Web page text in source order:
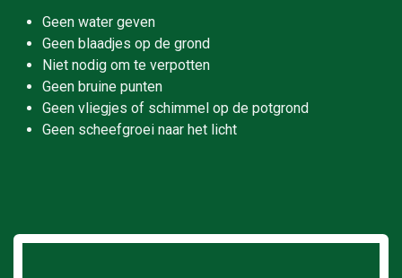
Geen water geven
Geen blaadjes op de grond
Niet nodig om te verpotten
Geen bruine punten
Geen vliegjes of schimmel op de potgrond
Geen scheefgroei naar het licht